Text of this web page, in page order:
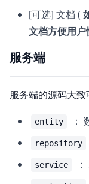
[可选] 文档 (
文档方便用
服务端
服务端的源码大致
entity ：
repository
service